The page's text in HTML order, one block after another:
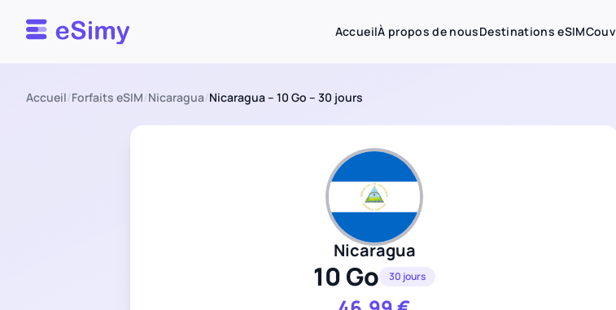
Esimy AccueilÀ propos de nousDestinations eSIM
Accueil/Forfaits eSIM/Nicaragua/Nicaragua – 10 Go – 30 jours
Nicaragua
10 Go 30 jours